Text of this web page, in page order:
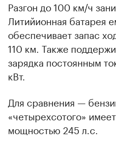
Разгон до 100 км/ч
Литийионная батарея
обеспечивает запас
110 км. Также
зарядка постоянным
кВт.
Для сравнения —
«четырехсотого»
мощностью 245 л.с.